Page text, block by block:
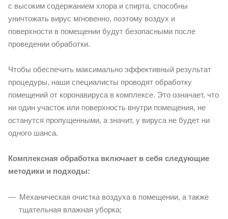
с высоким содержанием хлора и спирта, способны
уничтожать вирус мгновенно, поэтому воздух и
поверхности в помещении будут безопасными после
проведении обработки.
Чтобы обеспечить максимально эффективный результат
процедуры, наши специалисты проводят обработку
помещений от коронавируса в комплексе. Это означает, что
ни один участок или поверхность внутри помещения, не
останутся пропущенными, а значит, у вируса не будет ни
одного шанса.
Комплексная обработка включает в себя следующие
методики и подходы:
Механическая очистка воздуха в помещении, а также
тщательная влажная уборка;